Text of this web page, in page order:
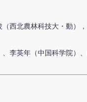
西北農林科技大・動）
李英年（中国科学院）